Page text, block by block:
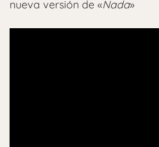
nueva versión de «Nada»